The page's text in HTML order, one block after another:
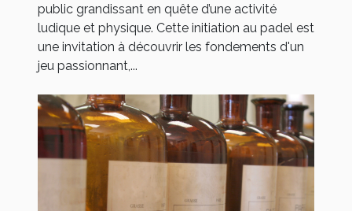
public grandissant en quête d’une activité
ludique et physique. Cette initiation au padel est
une invitation à découvrir les fondements d'un
jeu passionnant,...